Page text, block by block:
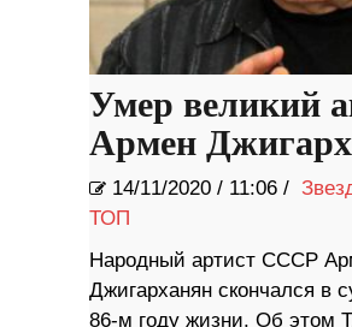
Умер великий
Армен
14/11/2020 / 11:06 /
ТОП
Народный артист СССР
Джигарханян скончался в
86-м году жизни. Об этом